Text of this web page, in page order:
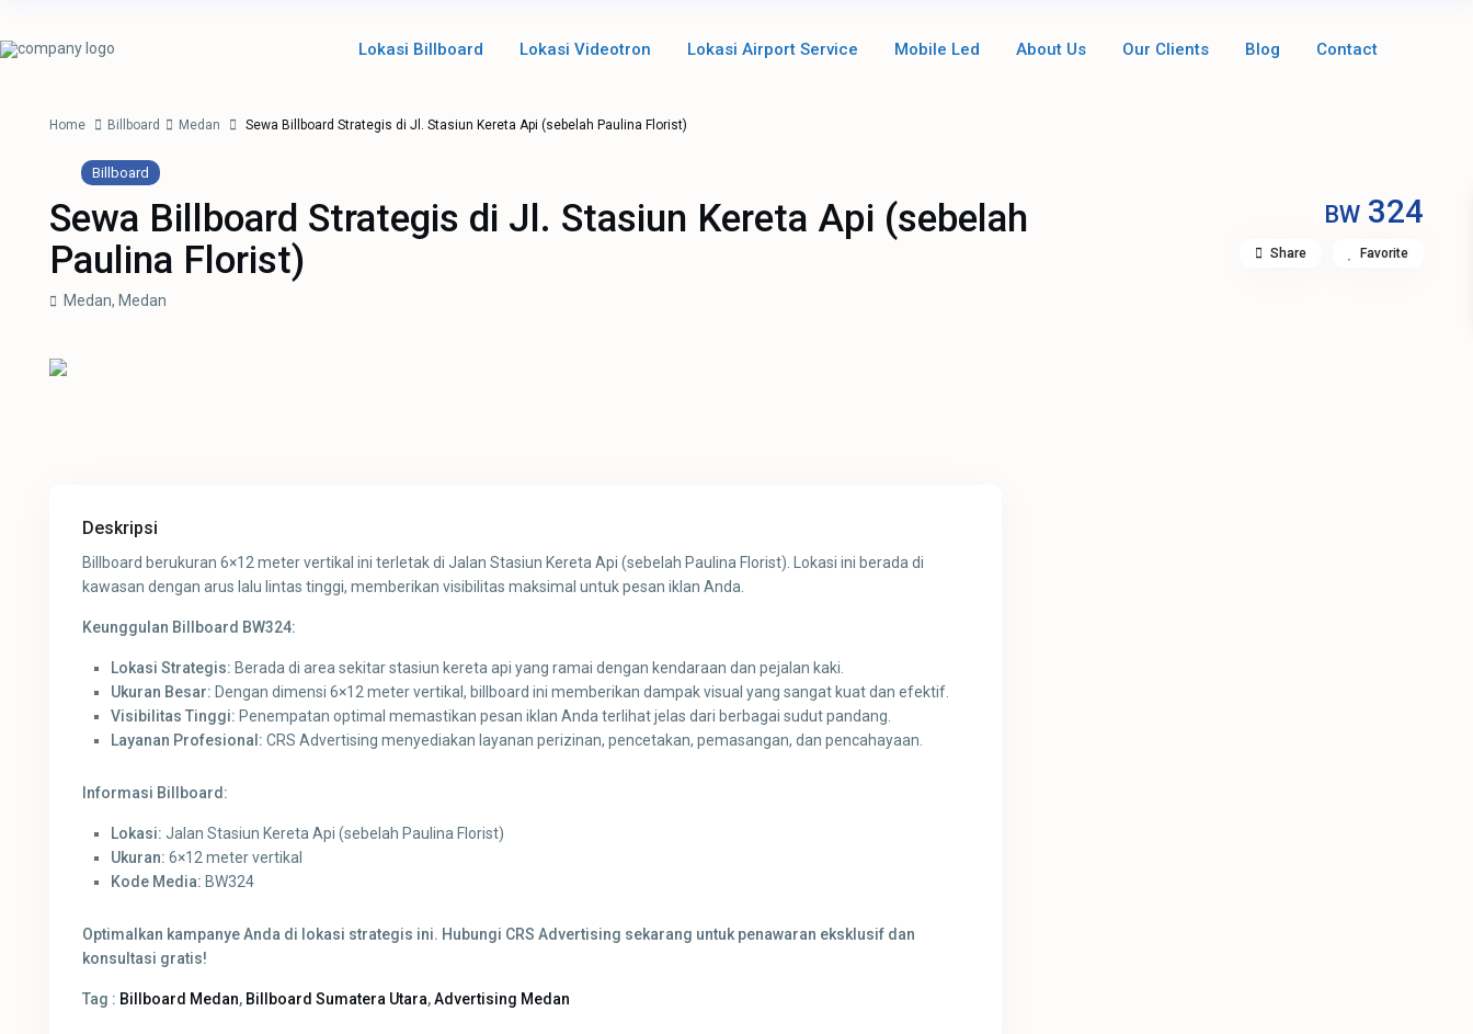
Lokasi Billboard Lokasi Videotron Lokasi Airport Service Mobile Led About Us Our Clients Blog Contact
Home Billboard Medan Sewa Billboard Strategis di Jl. Stasiun Kereta Api (sebelah Paulina Florist)
Billboard
Sewa Billboard Strategis di Jl. Stasiun Kereta Api (sebelah
Paulina Florist)
BW324
Medan, Medan
Share Favorite
Deskripsi
Billboard berukuran 6×12 meter vertikal ini terletak di Jalan Stasiun Kereta Api (sebelah Paulina Florist). Lokasi ini berada di
kawasan dengan arus lalu lintas tinggi, memberikan visibilitas maksimal untuk pesan iklan Anda.
Keunggulan Billboard BW324:
Lokasi Strategis: Berada di area sekitar stasiun kereta api yang ramai dengan kendaraan dan pejalan kaki.
Ukuran Besar: Dengan dimensi 6×12 meter vertikal, billboard ini memberikan dampak visual yang sangat kuat dan efektif.
Visibilitas Tinggi: Penempatan optimal memastikan pesan iklan Anda terlihat jelas dari berbagai sudut pandang.
Layanan Profesional: CRS Advertising menyediakan layanan perizinan, pencetakan, pemasangan, dan pencahayaan.
Informasi Billboard:
Lokasi: Jalan Stasiun Kereta Api (sebelah Paulina Florist)
Ukuran: 6×12 meter vertikal
Kode Media: BW324
Optimalkan kampanye Anda di lokasi strategis ini. Hubungi CRS Advertising sekarang untuk penawaran eksklusif dan
konsultasi gratis!
Tag : Billboard Medan, Billboard Sumatera Utara,Advertising Medan